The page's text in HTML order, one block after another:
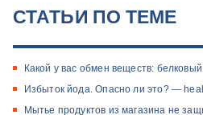
СТАТЬИ ПО ТЕМЕ
Какой у вас обмен веществ:
Избыток йода. Опасно ли это? —
Мытье продуктов из магазина не